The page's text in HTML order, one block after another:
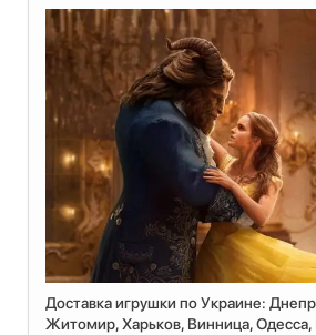
Доставка игрушки по Украине:
Житомир, Харьков, Винница, Одесса,